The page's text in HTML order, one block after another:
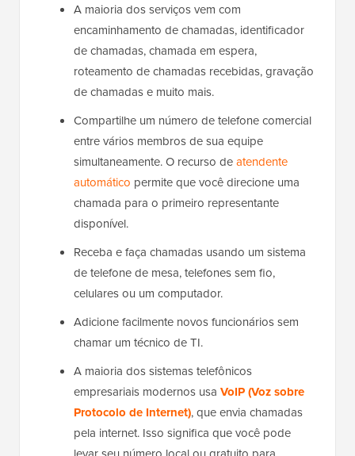
A maioria dos serviços vem com
encaminhamento de chamadas, identificador
de chamadas, chamada em espera,
roteamento de chamadas recebidas, gravação
de chamadas e muito mais.
Compartilhe um número de telefone comercial
entre vários membros de sua equipe
simultaneamente. O recurso deatendente
automático permite que você direcione uma
chamada para o primeiro representante
disponível.
Receba e faça chamadas usando um sistema
de telefone de mesa, telefones sem fio,
celulares ou um computador.
Adicione facilmente novos funcionários sem
chamar um técnico de TI.
A maioria dos sistemas telefônicos
empresariais modernos usa VoIP (Voz sobre
Protocolo de Internet), que envia chamadas
pela internet. Isso significa que você pode